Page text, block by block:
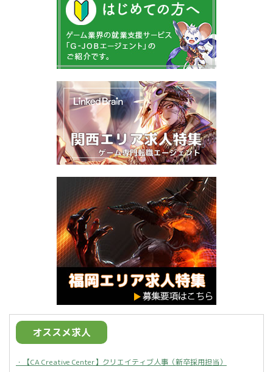
オススメ求人
・【CA Creative Center】クリエイティブ人事（新卒採用担当）